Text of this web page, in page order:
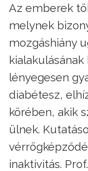
Az emberek
melynek
mozgáshiány
lényegesen
diabétesz,
körében, akik
ülnek.
inaktivitás.